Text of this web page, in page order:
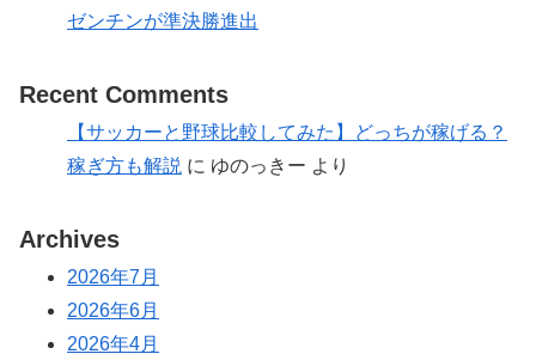
ゼンチンが準決勝進出
Recent Comments
【サッカーと野球比較してみた】どっちが稼げる？
稼ぎ方も解説 に ゆのっきー より
Archives
2026年7月
2026年6月
2026年4月